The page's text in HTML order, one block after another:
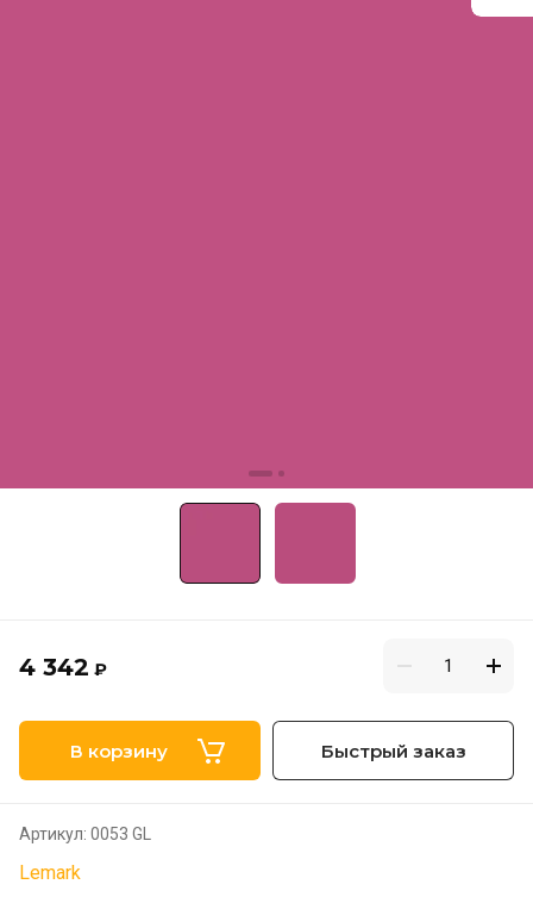
4 342 ₽
В корзину Быстрый заказ
Артикул: 0053 GL
Lemark